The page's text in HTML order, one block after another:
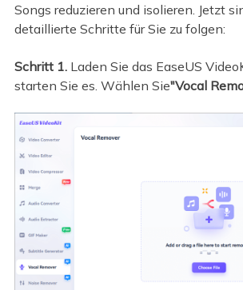
Songs reduzieren und isolieren. Jetzt
detaillierte Schritte für Sie zu folgen:
Schritt 1.Laden Sie das EaseUS
starten Sie es. Wählen Sie"Vocal